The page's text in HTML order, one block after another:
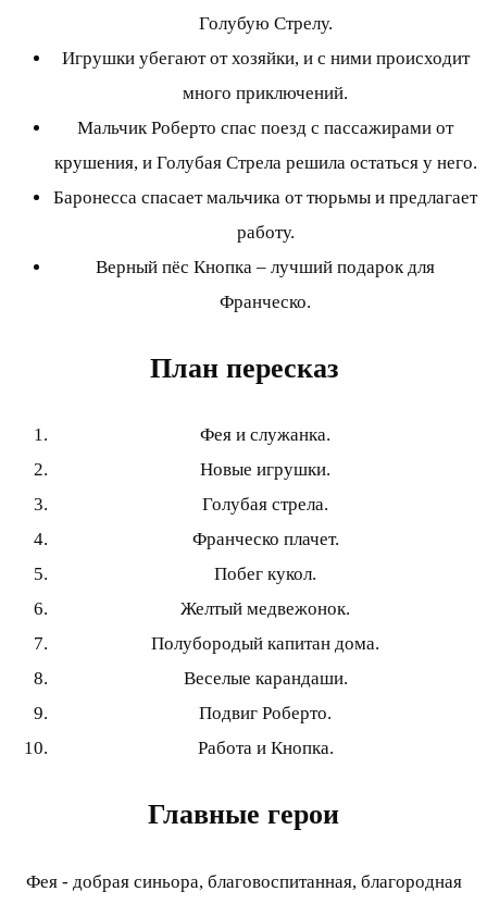
Голубую Стрелу.
Игрушки убегают от хозяйки, и с ними происходит
много приключений.
Мальчик Роберто спас поезд с пассажирами от
крушения, и Голубая Стрела решила остаться у него.
Баронесса спасает мальчика от тюрьмы и предлагает
работу.
Верный пёс Кнопка – лучший подарок для
Франческо.
План пересказ
Фея и служанка.
Новые игрушки.
Голубая стрела.
Франческо плачет.
Побег кукол.
Желтый медвежонок.
Полубородый капитан дома.
Веселые карандаши.
Подвиг Роберто.
Работа и Кнопка.
Главные герои
Фея - добрая синьора, благовоспитанная, благородная